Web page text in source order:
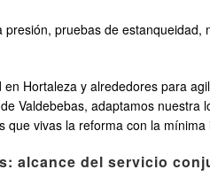
pruebas de
Hortaleza y alrededores para
Valdebebas, adaptamos
vivas la reforma con la
alcance del servicio